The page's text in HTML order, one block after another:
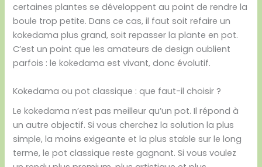
certaines plantes se développent au point de rendre la
boule trop petite. Dans ce cas, il faut soit refaire un
kokedama plus grand, soit repasser la plante en pot.
C’est un point que les amateurs de design oublient
parfois : le kokedama est vivant, donc évolutif.
Kokedama ou pot classique : que faut-il choisir ?
Le kokedama n’est pas meilleur qu’un pot. Il répond à
un autre objectif. Si vous cherchez la solution la plus
simple, la moins exigeante et la plus stable sur le long
terme, le pot classique reste gagnant. Si vous voulez